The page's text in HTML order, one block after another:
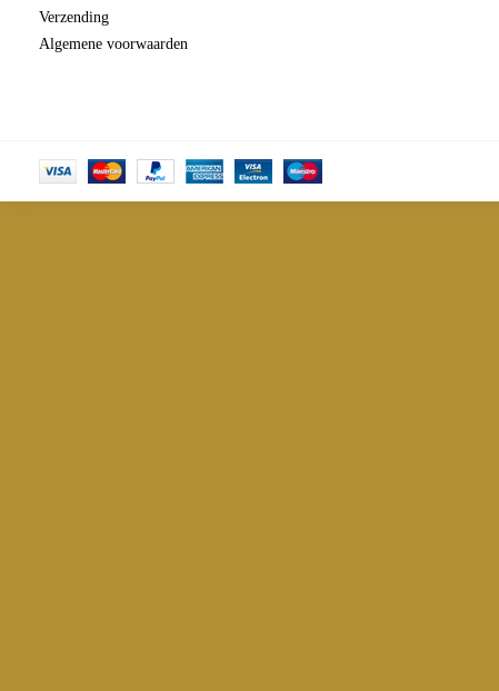
Verzending
Algemene voorwaarden